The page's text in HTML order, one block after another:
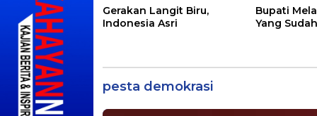
Gerakan Langit Biru,
Indonesia Asri
Bupati
Yang
pesta demokrasi